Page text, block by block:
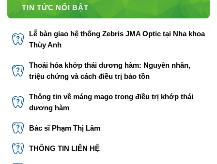
TIN TỨC NỔI BẬT
Lễ bàn giao hệ thống Zebris JMA Optic tại Nha khoa
Thùy Anh
Thoái hóa khớp thái dương hàm: Nguyên nhân,
triệu chứng và cách điều trị bảo tồn
Thông tin về máng mago trong điều trị khớp thái
dương hàm
Bác sĩ Phạm Thị Lâm
THÔNG TIN LIÊN HỆ